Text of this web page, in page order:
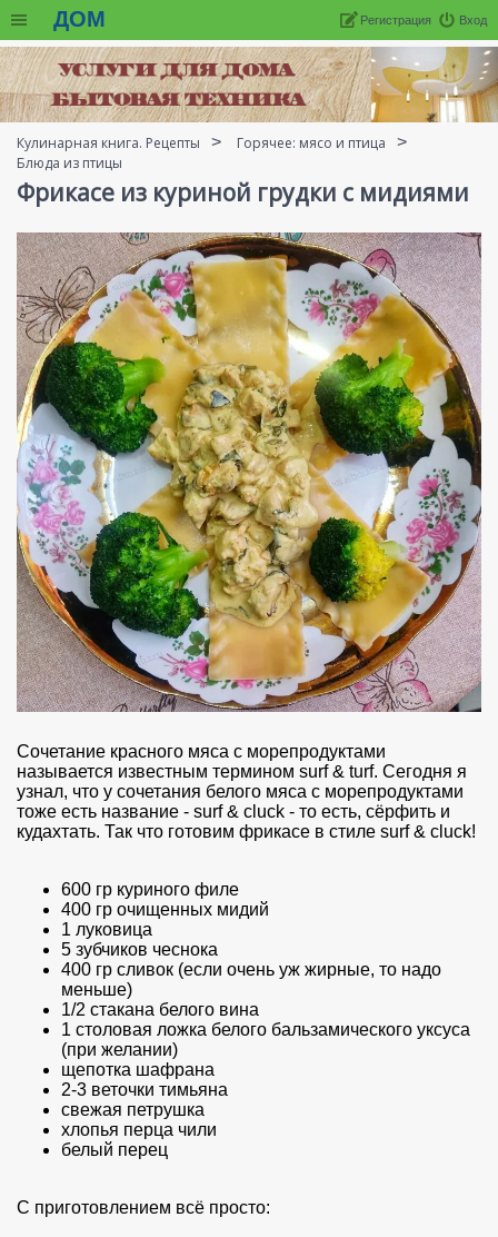
ДОМ Вход
Регистрация
Кулинарная книга. Рецепты
Горячее: мясо и птица
Блюда из птицы
Фрикасе из куриной грудки с мидиями
Сочетание красного мяса с морепродуктами
называется известным термином surf & turf. Сегодня я
узнал, что у сочетания белого мяса с морепродуктами
тоже есть название - surf & cluck - то есть, сёрфить и
кудахтать. Так что готовим фрикасе в стиле surf & cluck!
600 гр куриного филе
400 гр очищенных мидий
1 луковица
5 зубчиков чеснока
400 гр сливок (если очень уж жирные, то надо
меньше)
1/2 стакана белого вина
1 столовая ложка белого бальзамического уксуса
(при желании)
щепотка шафрана
2-3 веточки тимьяна
свежая петрушка
хлопья перца чили
белый перец
С приготовлением всё просто: